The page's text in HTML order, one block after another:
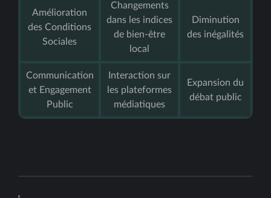
Amélioration
des Conditions
Sociales
Changements
dans les indices
de bien-être
local
Diminution
des inégalités
Communication
et Engagement
Public
Interaction sur
les plateformes
médiatiques
Expansion du
débat public